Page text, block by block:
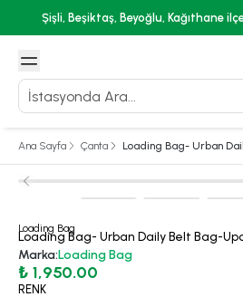
Şişli, Beşiktaş, Beyoğlu, Kağıthane
Ana Sayfa Çanta Loading Bag- Urban
Loading Bag
Loading Bag- Urban Daily Belt Bag-
Marka:Loading Bag
₺ 1,950.00
RENK